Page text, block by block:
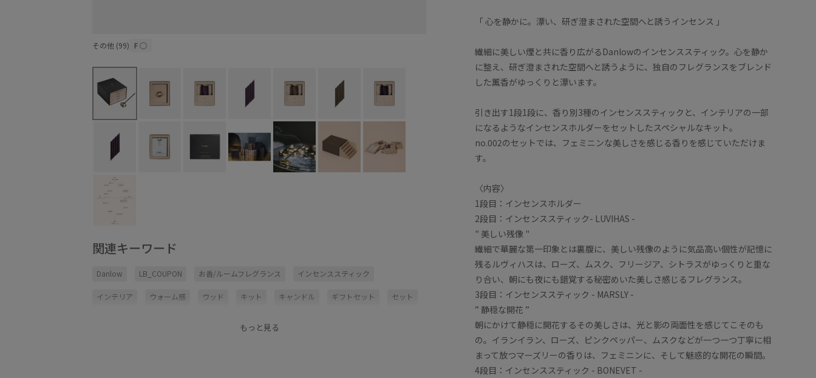
その他 (99) F○
関連キーワード
Danlow LB_COUPON お香/ルームフレグランス インセンススティック
インテリア ウォーム感 ウッド キット キャンドル ギフトセット セット
もっと見る
「 心を静かに。漂い、研ぎ澄まされた空間へと誘うインセンス 」
繊細に美しい煙と共に香り広がるDanlowのインセンススティック。心を静か
に整え、研ぎ澄まされた空間へと誘うように、独自のフレグランスをブレンド
した薫香がゆっくりと漂います。
引き出す1段1段に、香り別3種のインセンススティックと、インテリアの一部
になるようなインセンスホルダーをセットしたスペシャルなキット。
no.002のセットでは、フェミニンな美しさを感じる香りを感じていただけま
す。
〈内容〉
1段目：インセンスホルダー
2段目：インセンススティック- LUVIHAS -
" 美しい残像 "
繊細で華麗な第一印象とは裏腹に、美しい残像のように気品高い個性が記憶に
残るルヴィハスは、ローズ、ムスク、フリージア、シトラスがゆっくりと重な
り合い、朝にも夜にも錯覚する秘密めいた美しさ感じるフレグランス。
3段目：インセンススティック - MARSLY -
” 静穏な開花 ”
朝にかけて静穏に開花するその美しさは、光と影の両面性を感じてこそのも
の。イランイラン、ローズ、ピンクペッパー、ムスクなどが一つ一つ丁寧に相
まって放つマーズリーの香りは、フェミニンに、そして魅惑的な開花の瞬間。
4段目：インセンススティック - BONEVET -